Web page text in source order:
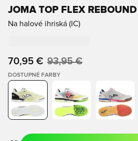
JOMA TOP FLEX
Na halové ihriská (IC)
70,95 € 93,95 €
DOSTUPNÉ FARBY